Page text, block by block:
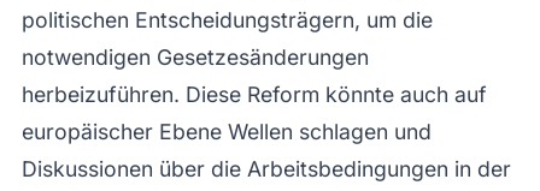
politischen Entscheidungsträgern, um die
notwendigen Gesetzesänderungen
herbeizuführen. Diese Reform könnte auch auf
europäischer Ebene Wellen schlagen und
Diskussionen über die Arbeitsbedingungen in der